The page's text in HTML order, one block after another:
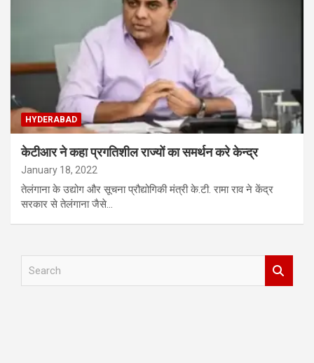
HYDERABAD
केटीआर ने कहा प्रगतिशील राज्यों का समर्थन करे केन्द्र
January 18, 2022
तेलंगाना के उद्योग और सूचना प्रौद्योगिकी मंत्री के.टी. रामा राव ने केंद्र
सरकार से तेलंगाना जैसे…